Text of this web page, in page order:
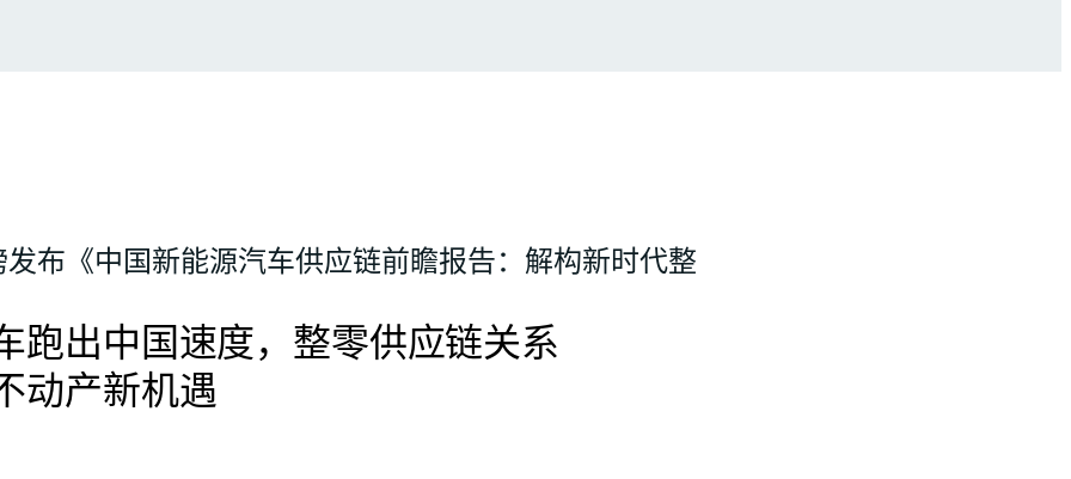
布《中国新能源汽车供应链前瞻报告：解构新时代整
跑出中国速度，整零供应链关系
动产新机遇